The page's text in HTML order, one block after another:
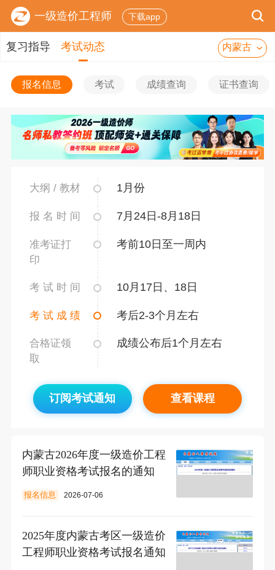
一级造价工程师 下载app
复习指导 考试动态 内蒙古
报名信息 考试 成绩查询 证书查询
大纲 / 教材 1月份
报 名 时 间 7月24日-8月18日
准考证打
印
考前10日至一周内
考 试 时 间 10月17日、18日
考 试 成 绩 考后2-3个月左右
合格证领
取
成绩公布后1个月左右
订阅考试通知 查看课程
内蒙古2026年度一级造价工程
师职业资格考试报名的通知
报名信息 2026-07-06
2025年度内蒙古考区一级造价
工程师职业资格考试报名通知